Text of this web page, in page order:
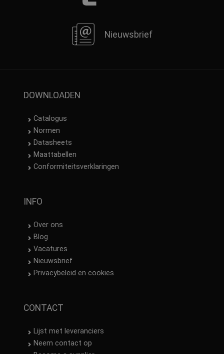
Nieuwsbrief
DOWNLOADEN
Catalogus
Normen
Datasheets
Maattabellen
Conformiteitsverklaringen
INFO
Over ons
Blog
Vacatures
Nieuwsbrief
Privacybeleid en cookies
CONTACT
Lijst met leveranciers
Neem contact op